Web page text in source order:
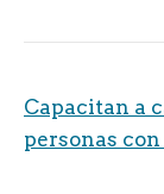
Capacitan a
personas